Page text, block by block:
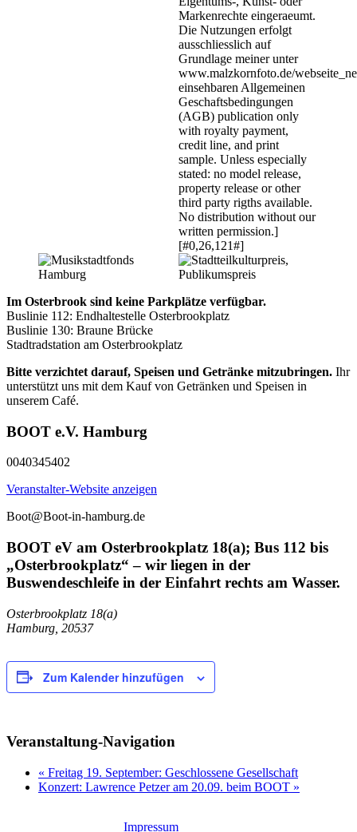
Im Osterbrook sind keine Parkplätze verfügbar.
Buslinie 112: Endhaltestelle Osterbrookplatz
Buslinie 130: Braune Brücke
Stadtradstation am Osterbrookplatz
Bitte verzichtet darauf, Speisen und Getränke mitzubringen. Ihr
unterstützt uns mit dem Kauf von Getränken und Speisen in
unserem Café.
BOOT e.V. Hamburg
0040345402
Veranstalter-Website anzeigen
Boot@Boot-in-hamburg.de
BOOT eV am Osterbrookplatz 18(a); Bus 112 bis
„Osterbrookplatz“ – wir liegen in der
Buswendeschleife in der Einfahrt rechts am Wasser.
Osterbrookplatz 18(a)
Hamburg 20537
Zum Kalender hinzufügen
Veranstaltung-Navigation
« Freitag 19. September: Geschlossene Gesellschaft
Konzert: Lawrence Petzer am 20.09. beim BOOT »
Impressum